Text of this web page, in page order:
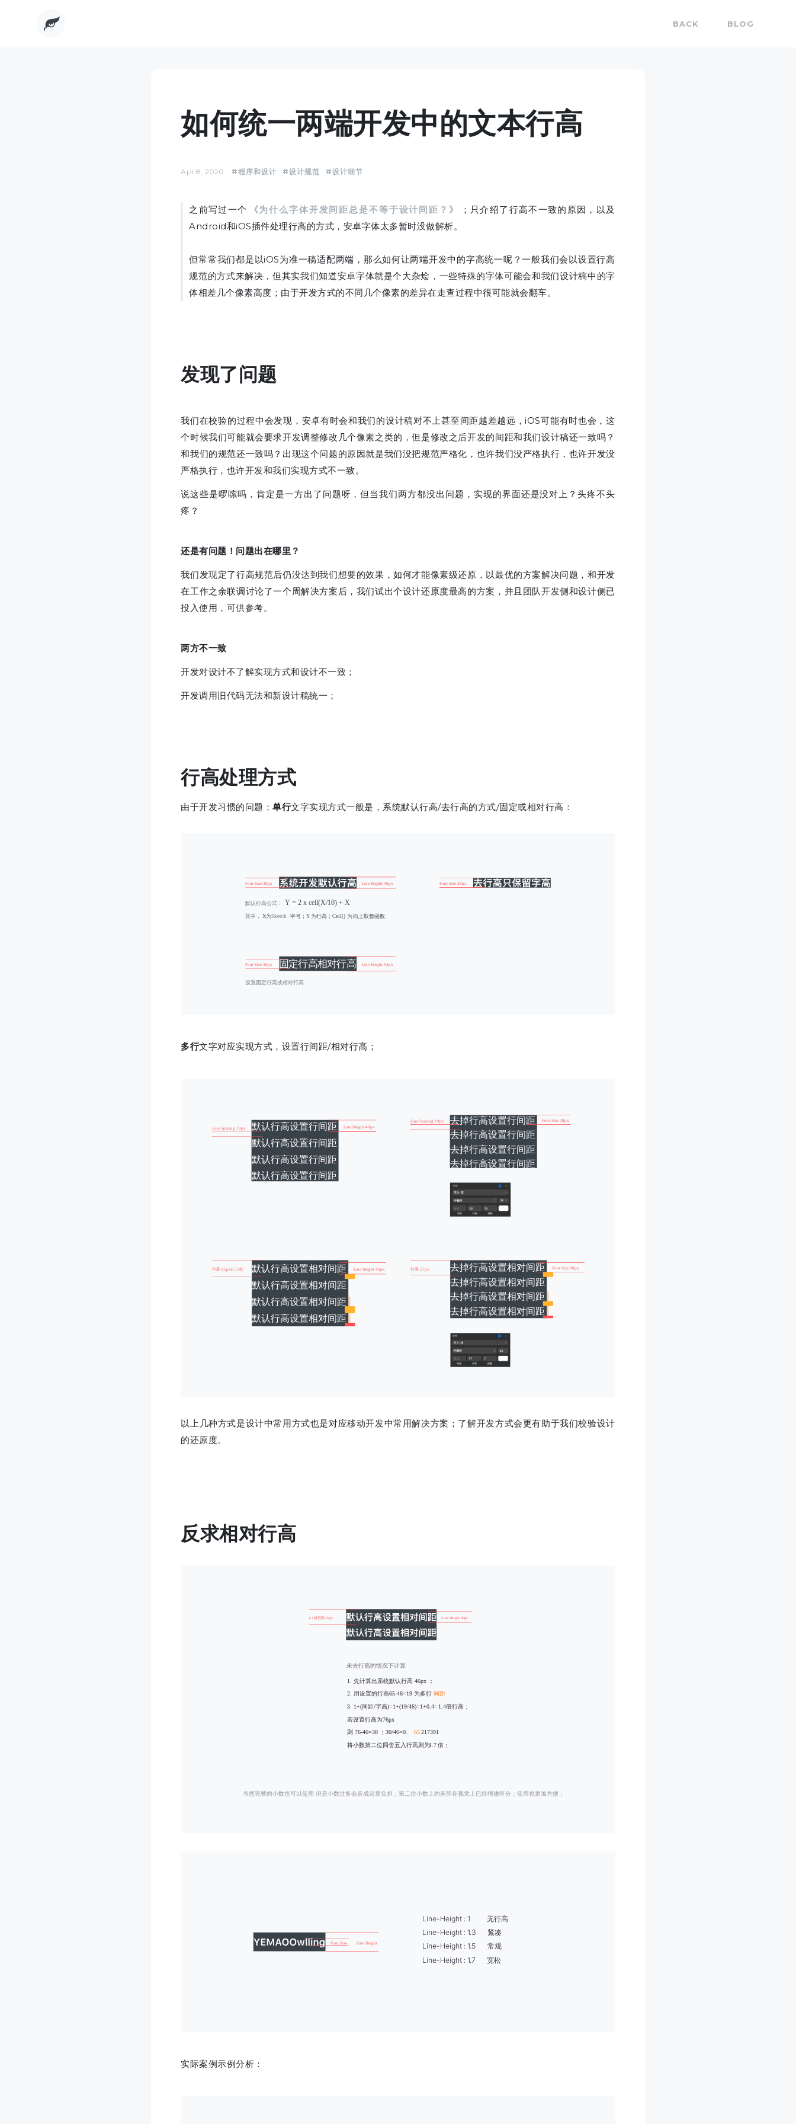
BACK BLOG
如何统一两端开发中的文本行高
Apr 8, 2020 #程序和设计 #设计规范 #设计细节
之前写过一个 《为什么字体开发间距总是不等于设计间距？》
；只介绍了行高不一致的原因，以及
Android和iOS插件处理行高的方式，安卓字体太多暂时没做解析。
但常常我们都是以iOS为准一稿适配两端，那么如何让两端开发中的字高统一呢？一般我们会以设置行高
规范的方式来解决，但其实我们知道安卓字体就是个大杂烩，一些特殊的字体可能会和我们设计稿中的字
体相差几个像素高度；由于开发方式的不同几个像素的差异在走查过程中很可能就会翻车。
发现了问题
我们在校验的过程中会发现，安卓有时会和我们的设计稿对不上甚至间距越差越远，iOS可能有时也会，这
个时候我们可能就会要求开发调整修改几个像素之类的，但是修改之后开发的间距和我们设计稿还一致吗？
和我们的规范还一致吗？出现这个问题的原因就是我们没把规范严格化，也许我们没严格执行，也许开发没
严格执行，也许开发和我们实现方式不一致。
说这些是啰嗦吗，肯定是一方出了问题呀，但当我们两方都没出问题，实现的界面还是没对上？头疼不头
疼？
还是有问题！问题出在哪里？
我们发现定了行高规范后仍没达到我们想要的效果，如何才能像素级还原，以最优的方案解决问题，和开发
在工作之余联调讨论了一个周解决方案后，我们试出个设计还原度最高的方案，并且团队开发侧和设计侧已
投入使用，可供参考。
两方不一致
开发对设计不了解实现方式和设计不一致；
开发调用旧代码无法和新设计稿统一；
行高处理方式
由于开发习惯的问题；单行文字实现方式一般是，系统默认行高/去行高的方式/固定或相对行高：
多行文字对应实现方式，设置行间距/相对行高；
以上几种方式是设计中常用方式也是对应移动开发中常用解决方案；了解开发方式会更有助于我们校验设计
的还原度。
反求相对行高
实际案例示例分析：